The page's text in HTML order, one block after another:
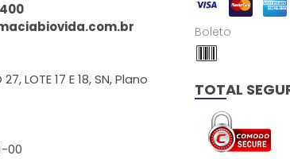
LOTE 17 E 18, SN, Plano
00
Boleto
TOTAL